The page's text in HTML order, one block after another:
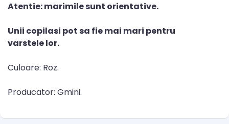
Atentie: marimile sunt orientative.
Unii copilasi pot sa fie mai mari pentru
varstele lor.
Culoare: Roz.
Producator: Gmini.